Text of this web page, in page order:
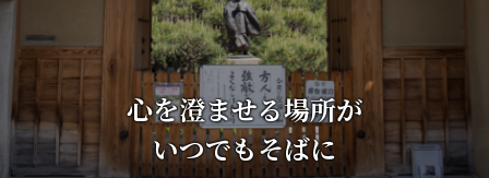
心を澄ませる場所が
いつでもそばに